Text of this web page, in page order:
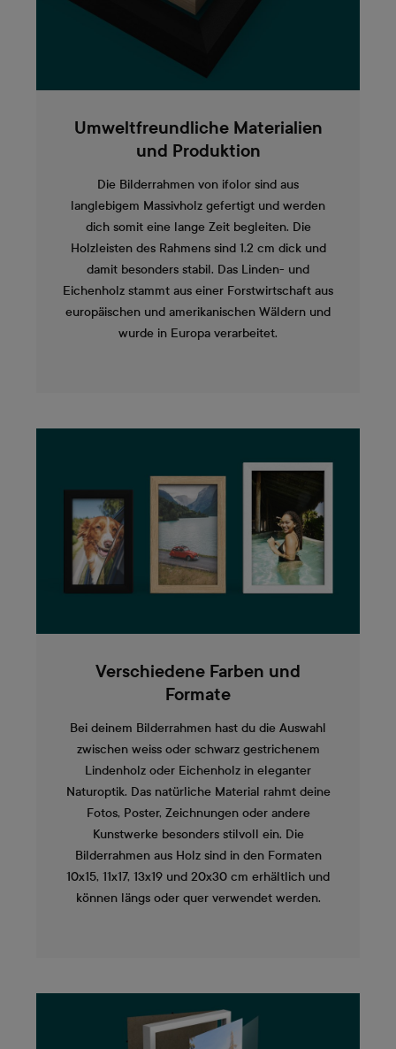
Umweltfreundliche Materialien
und Produktion
Die Bilderrahmen von ifolor sind aus
langlebigem Massivholz gefertigt und werden
dich somit eine lange Zeit begleiten. Die
Holzleisten des Rahmens sind 1.2 cm dick und
damit besonders stabil. Das Linden- und
Eichenholz stammt aus einer Forstwirtschaft aus
europäischen und amerikanischen Wäldern und
wurde in Europa verarbeitet.
Verschiedene Farben und
Formate
Bei deinem Bilderrahmen hast du die Auswahl
zwischen weiss oder schwarz gestrichenem
Lindenholz oder Eichenholz in eleganter
Naturoptik. Das natürliche Material rahmt deine
Fotos, Poster, Zeichnungen oder andere
Kunstwerke besonders stilvoll ein. Die
Bilderrahmen aus Holz sind in den Formaten
10x15, 11x17, 13x19 und 20x30 cm erhältlich und
können längs oder quer verwendet werden.